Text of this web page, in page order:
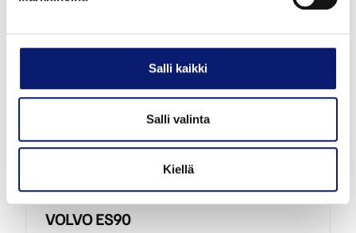
Salli kaikki
Salli valinta
KielläSähkö
VOLVO ES90